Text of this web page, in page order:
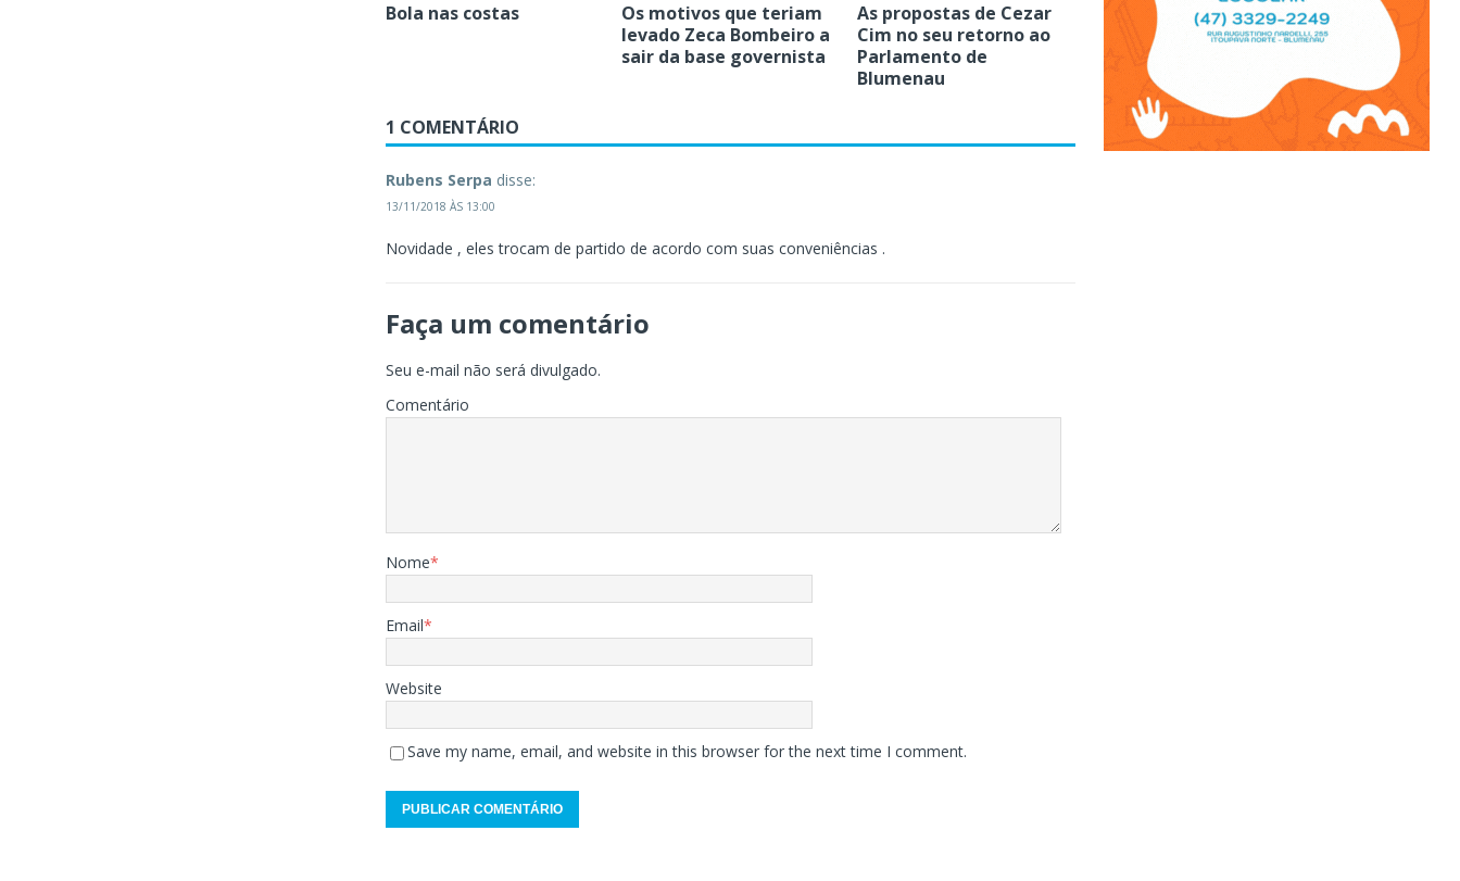
Bola nas costas
Os motivos que teriam
levado Zeca Bombeiro a
sair da base governista
As propostas de Cezar
Cim no seu retorno ao
Parlamento de
Blumenau
1 COMENTÁRIO
Rubens Serpa disse:
13/11/2018 ÀS 13:00
Novidade , eles trocam de partido de acordo com suas conveniências .
Faça um comentário
Seu e-mail não será divulgado.
Comentário
Nome*
Email*
Website
Save my name, email, and website in this browser for the next time I comment.